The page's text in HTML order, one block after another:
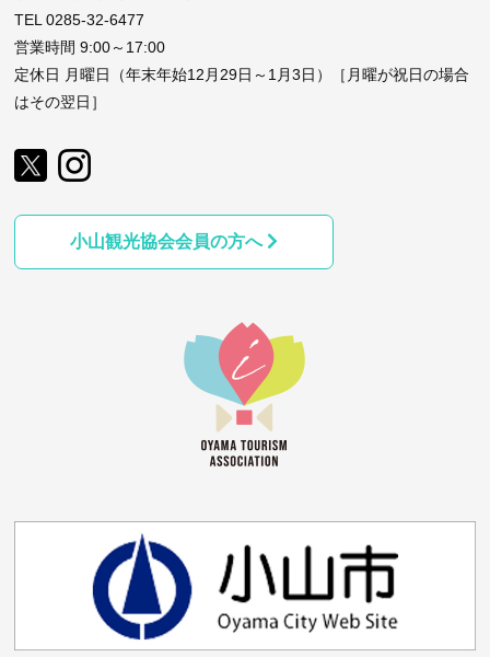
TEL 0285-32-6477
営業時間 9:00～17:00
定休日 月曜日（年末年始12月29日～1月3日）［月曜が祝日の場合
はその翌日］
小山観光協会会員の方へ